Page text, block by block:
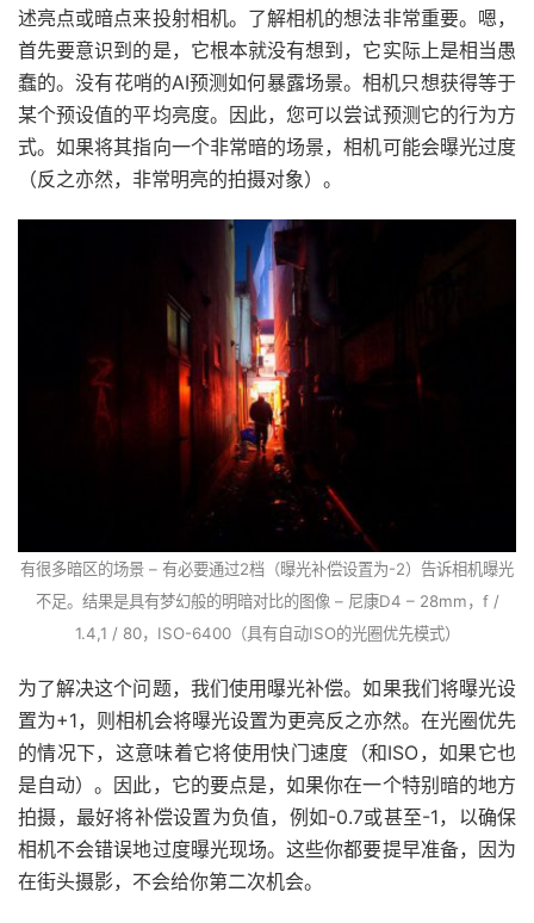
述亮点或暗点来投射相机。了解相机的想法非常重要。嗯，
首先要意识到的是，它根本就没有想到，它实际上是相当愚
蠢的。没有花哨的AI预测如何暴露场景。相机只想获得等于
某个预设值的平均亮度。因此，您可以尝试预测它的行为方
式。如果将其指向一个非常暗的场景，相机可能会曝光过度
（反之亦然，非常明亮的拍摄对象）。
有很多暗区的场景 – 有必要通过2档（曝光补偿设置为-2）告诉相机曝光
不足。结果是具有梦幻般的明暗对比的图像 – 尼康D4 – 28mm，f /
1.4,1 / 80，ISO-6400（具有自动ISO的光圈优先模式）
为了解决这个问题，我们使用曝光补偿。如果我们将曝光设
置为+1，则相机会将曝光设置为更亮反之亦然。在光圈优先
的情况下，这意味着它将使用快门速度（和ISO，如果它也
是自动）。因此，它的要点是，如果你在一个特别暗的地方
拍摄，最好将补偿设置为负值，例如-0.7或甚至-1，以确保
相机不会错误地过度曝光现场。这些你都要提早准备，因为
在街头摄影，不会给你第二次机会。